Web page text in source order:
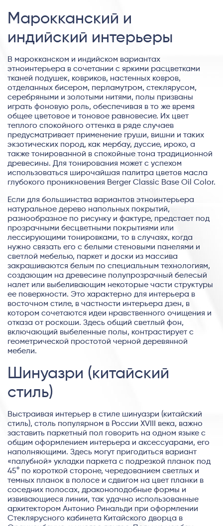
Марокканский и
индийский интерьеры
В марокканском и индийском вариантах
этноинтерьера в сочетании с яркими расцветками
тканей подушек, ковриков, настенных ковров,
отделанных бисером, перламутром, стеклярусом,
серебряными и золотыми нитями, полы призваны
играть фоновую роль, обеспечивая в то же время
общее цветовое и тоновое равновесие. Их цвет
теплого спокойного оттенка в ряде случаев
предусматривает применение груши, вишни и таких
экзотических пород, как мербау, дуссие, ироко, а
также тонированной в спокойные тона традиционной
древесины. Для тонирования может с успехом
использоваться широчайшая палитра цветов масла
глубокого проникновения Berger Classic Base Oil Color.
Если для большинства вариантов этноинтерьера
натуральное дерево напольных покрытий,
разнообразное по рисунку и фактуре, предстает под
прозрачными бесцветными покрытиями или
лессирующими тонировками, то в случаях, когда
нужно связать его с белыми стеновыми панелями и
светлой мебелью, паркет и доски из массива
закрашиваются белым по специальным технологиям,
создающим на древесине полупрозрачный белесый
налет или выбеливающим некоторые части структуры
ее поверхности. Это характерно для интерьера в
восточном стиле, в частности интерьера дзен, в
котором сочетаются идеи нравственного очищения и
отказа от роскоши. Здесь общий светлый фон,
включающий выбеленные полы, контрастирует с
геометрической простотой черной деревянной
мебели.
Шинуазри (китайский
стиль)
Выстраивая интерьер в стиле шинуазри (китайский
стиль), столь популярном в России XVIII века, важно
заставить паркетный пол говорить на одном языке с
общим оформлением интерьера и аксессуарами, его
наполняющими. Здесь могут пригодиться вариант
«палубной» укладки паркета с подрезкой планок под
45° по короткой стороне, чередованием светлых и
темных планок в полосе и сдвигом на цвет планки в
соседних полосах, драконоподобные формы и
извивающиеся линии, так удачно использованные
архитектором Антонио Ринальди при оформлении
Стеклярусного кабинета Китайского дворца в